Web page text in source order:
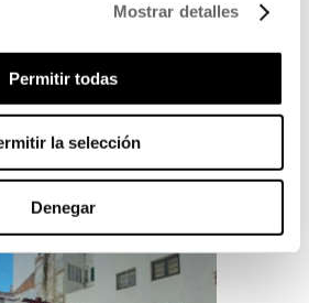
Mostrar detalles
Permitir todas
la selección
Denegar